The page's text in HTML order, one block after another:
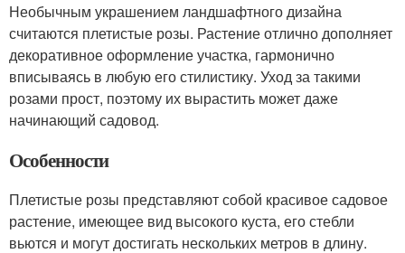
Необычным украшением ландшафтного дизайна
считаются плетистые розы. Растение отлично дополняет
декоративное оформление участка, гармонично
вписываясь в любую его стилистику. Уход за такими
розами прост, поэтому их вырастить может даже
начинающий садовод.
Особенности
Плетистые розы представляют собой красивое садовое
растение, имеющее вид высокого куста, его стебли
вьются и могут достигать нескольких метров в длину.